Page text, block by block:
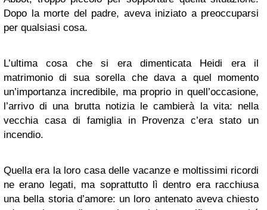
Dopo la morte del padre, aveva iniziato a preoccuparsi
per qualsiasi cosa.
L’ultima cosa che si era dimenticata Heidi era il
matrimonio di sua sorella che dava a quel momento
un’importanza incredibile, ma proprio in quell’occasione,
l’arrivo di una brutta notizia le cambierà la vita: nella
vecchia casa di famiglia in Provenza c’era stato un
incendio.
Quella era la loro casa delle vacanze e moltissimi ricordi
ne erano legati, ma soprattutto lì dentro era racchiusa
una bella storia d’amore: un loro antenato aveva chiesto